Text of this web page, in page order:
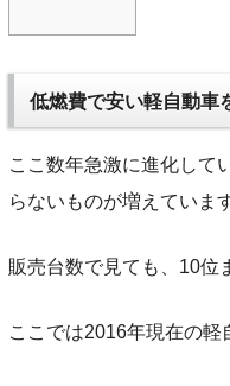
低燃費で安い軽自動車
ここ数年急激に進化して
らないものが増えていま
販売台数で見ても、10位
ここでは2016年現在の軽